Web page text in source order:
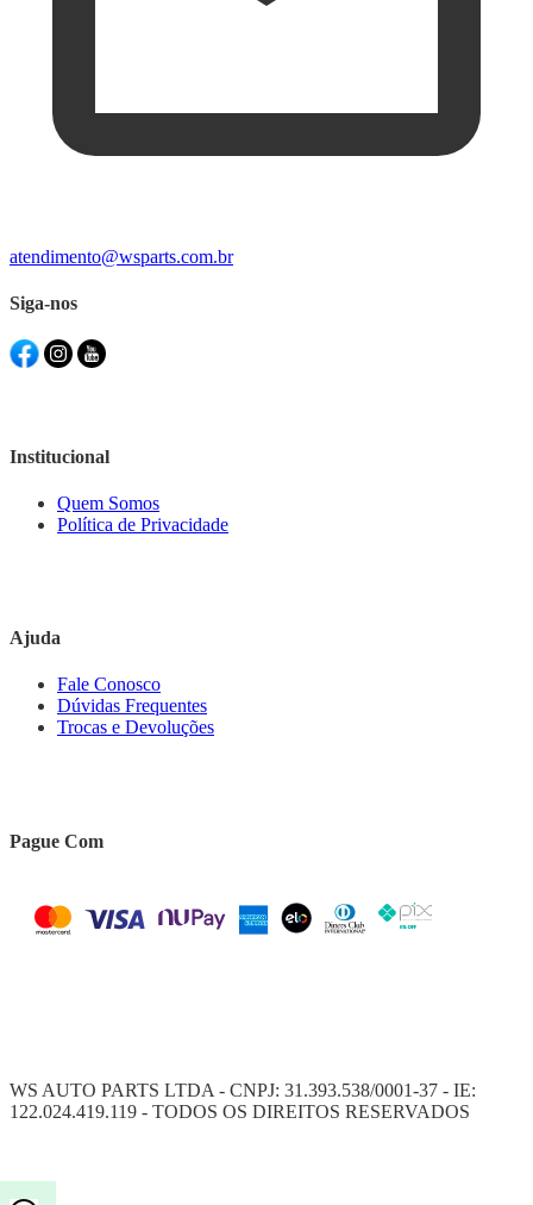
atendimento@wsparts.com.br
Siga-nos
Institucional
Quem Somos
Política de Privacidade
Ajuda
Fale Conosco
Dúvidas Frequentes
Trocas e Devoluções
Pague Com
WS AUTO PARTS LTDA - CNPJ: 31.393.538/0001-37 - IE:
122.024.419.119 - TODOS OS DIREITOS RESERVADOS